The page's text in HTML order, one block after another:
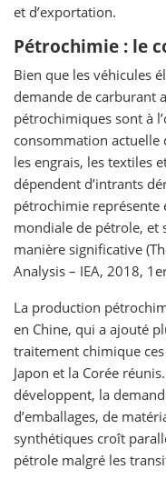
et d’exportation.
Pétrochimie : le
Bien que les véhicules
demande de carburant
pétrochimiques sont à
consommation actuelle
les engrais, les textiles
dépendent d’intrants
pétrochimie représente
mondiale de pétrole, et
manière significative
Analysis – IEA, 2018,
La production
en Chine, qui a ajouté
traitement chimique ces
Japon et la Corée
développent, la
d’emballages, de
synthétiques croît
pétrole malgré les